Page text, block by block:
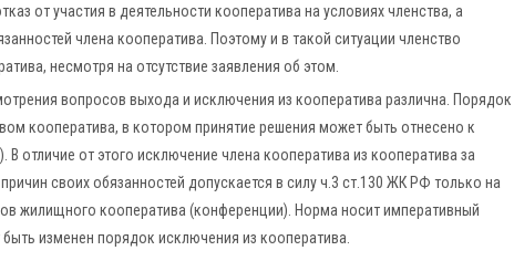
от участия в деятельности кооператива на условиях членства, а
члена кооператива. Поэтому и в такой ситуации членство
несмотря на отсутствие заявления об этом.
вопросов выхода и исключения из кооператива различна. Порядок
кооператива, в котором принятие решения может быть отнесено к
отличие от этого исключение члена кооператива из кооператива за
своих обязанностей допускается в силу ч.3 ст.130 ЖК РФ только на
жилищного кооператива (конференции). Норма носит императивный
изменен порядок исключения из кооператива.